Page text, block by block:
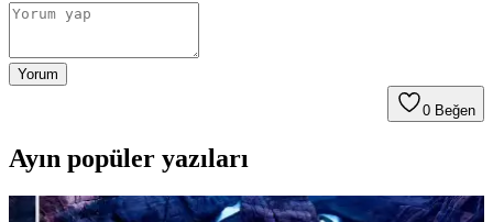
Yorum
0 Beğen
Ayın popüler yazıları